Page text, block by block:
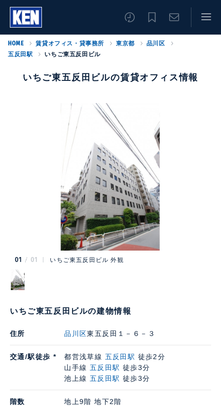
HOME 賃貸オフィス・貸事務所 東京都
品川区
五反田駅
いちご東五反田ビル
いちご東五反田ビルの賃貸オフィス情報
01 01 いちご東五反田ビル 外観
いちご東五反田ビルの建物情報
住所 品川区東五反田１－６－３
交通/駅徒歩 * 都営浅草線 五反田駅 徒歩2分
山手線 五反田駅 徒歩3分
池上線 五反田駅 徒歩3分
階数 地上9階 地下2階